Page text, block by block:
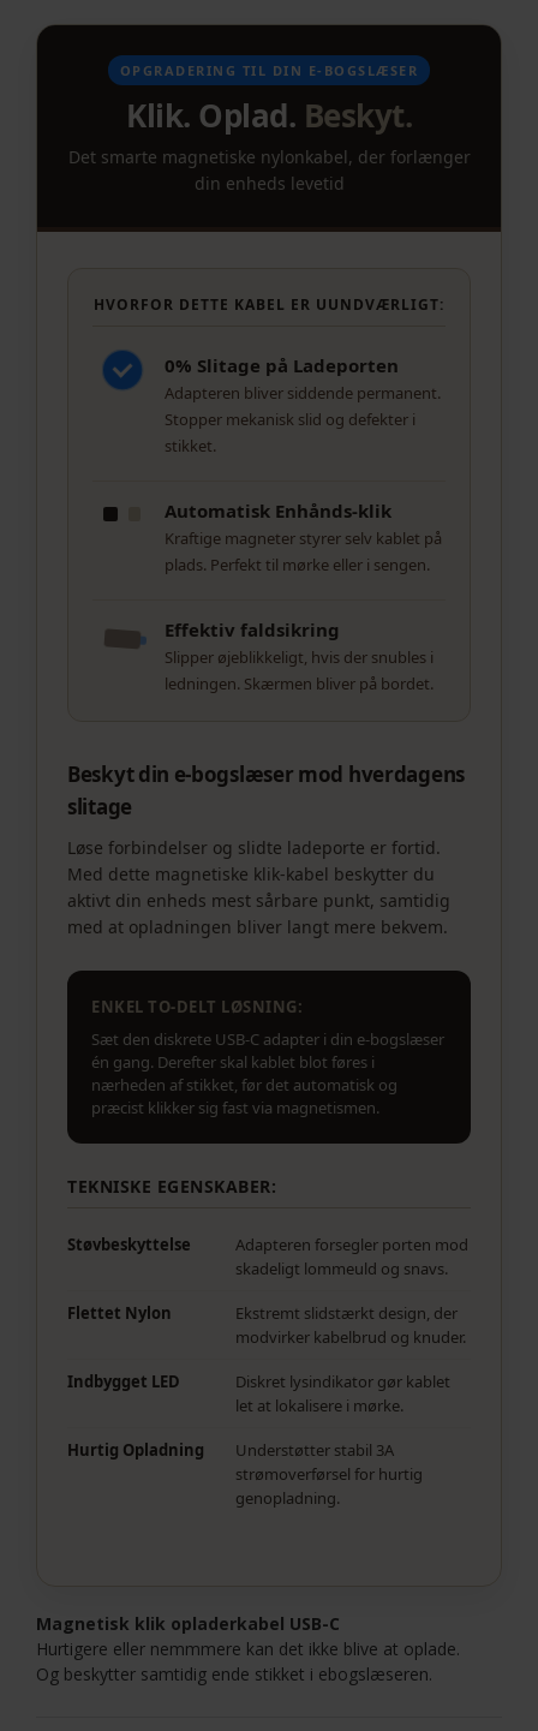
OPGRADERING TIL DIN E-BOGSLÆSER
Klik. Oplad. Beskyt.
Det smarte magnetiske nylonkabel, der forlænger
din enheds levetid
HVORFOR DETTE KABEL ER UUNDVÆRLIGT:
0% Slitage på Ladeporten
Adapteren bliver siddende permanent.
Stopper mekanisk slid og defekter i
stikket.
Automatisk Enhånds-klik
Kraftige magneter styrer selv kablet på
plads. Perfekt til mørke eller i sengen.
Effektiv faldsikring
Slipper øjeblikkeligt, hvis der snubles i
ledningen. Skærmen bliver på bordet.
Beskyt din e-bogslæser mod hverdagens
slitage
Løse forbindelser og slidte ladeporte er fortid.
Med dette magnetiske klik-kabel beskytter du
aktivt din enheds mest sårbare punkt, samtidig
med at opladningen bliver langt mere bekvem.
ENKEL TO-DELT LØSNING:
Sæt den diskrete USB-C adapter i din e-bogslæser
én gang. Derefter skal kablet blot føres i
nærheden af stikket, før det automatisk og
præcist klikker sig fast via magnetismen.
TEKNISKE EGENSKABER:
Støvbeskyttelse
Adapteren forsegler porten mod
skadeligt lommeuld og snavs.
Flettet Nylon
Ekstremt slidstærkt design, der
modvirker kabelbrud og knuder.
Indbygget LED
Diskret lysindikator gør kablet
let at lokalisere i mørke.
Hurtig Opladning
Understøtter stabil 3A
strømoverførsel for hurtig
genopladning.
Magnetisk klik opladerkabel USB-C
Hurtigere eller nemmmere kan det ikke blive at oplade.
Og beskytter samtidig ende stikket i ebogslæseren.